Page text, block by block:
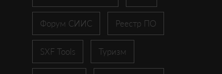
Форум СИИС Реестр ПО
SXF Tools Туризм